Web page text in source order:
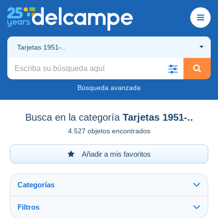
Tarjetas 1951-..
Búsqueda avanzada
Busca en la categoría Tarjetas 1951-..
4.527 objetos encontrados
Añadir a mis favoritos
Categorías
Filtros